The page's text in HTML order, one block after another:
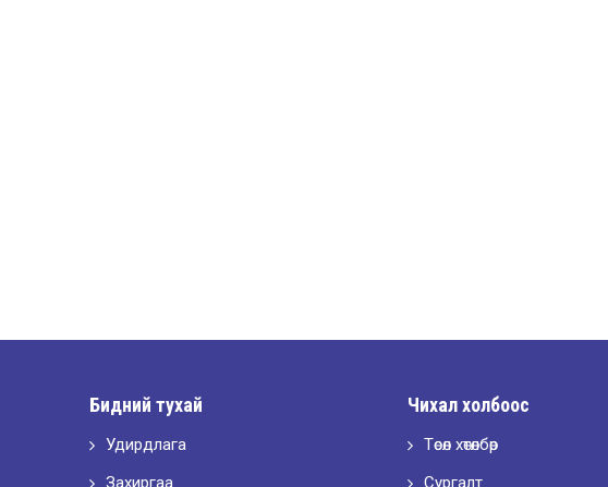
Бидний тухай
Удирдлага
Захиргаа
Чихал холбоос
Төсөл хөтөлбөр
Сургалт